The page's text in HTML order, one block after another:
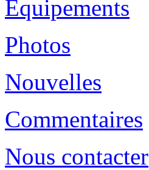
Équipements
Photos
Nouvelles
Commentaires
Nous contacter